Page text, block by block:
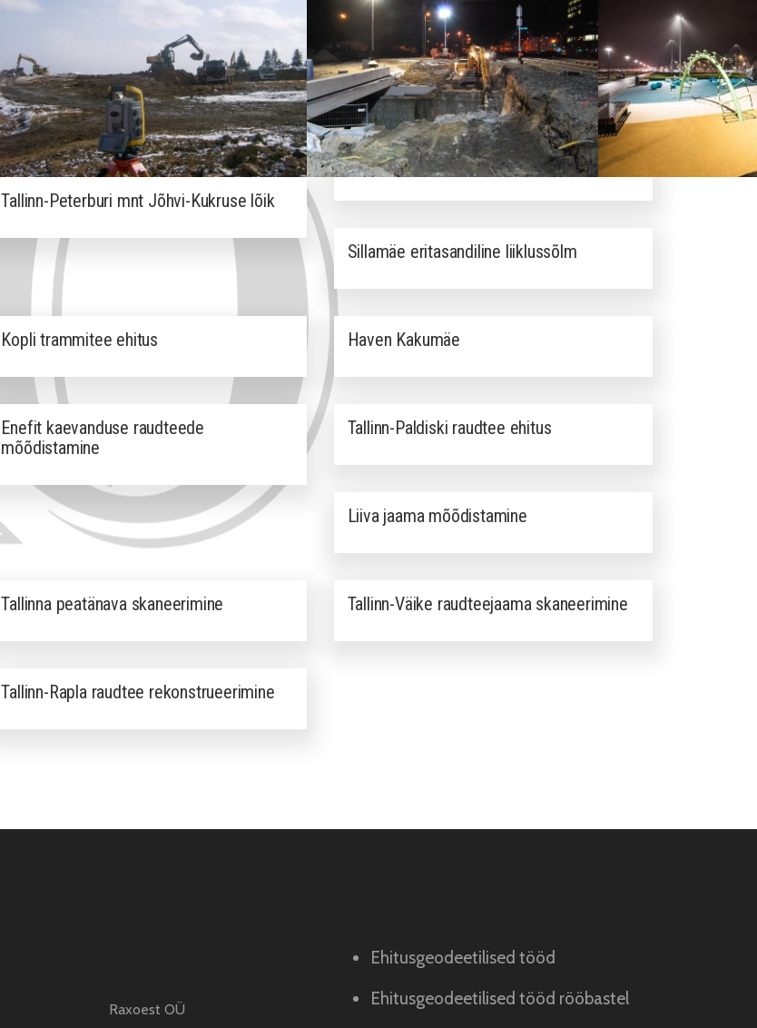
Tallinn-Peterburi mnt Jõhvi-Kukruse lõik
Tallinn-Tartu mnt Ardu-Võõbu lõik
Tallinn-Rapla raudtee
Sillamäe eritasandiline liiklussõlm
Kopli trammitee ehitus Haven Kakumäe
Enefit kaevanduse raudteede
mõõdistamine
Tallinn-Paldiski raudtee ehitus
Liiva jaama mõõdistamine
Tallinna peatänava skaneerimine Tallinn-Väike raudteejaama skaneerimine
Tallinn-Rapla raudtee rekonstrueerimine
Raxoest OÜ
Ehitusgeodeetilised tööd
Ehitusgeodeetilised tööd rööbastel